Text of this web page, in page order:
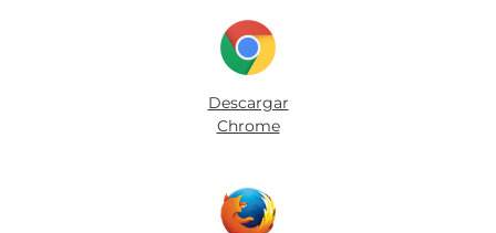
Descargar
Chrome